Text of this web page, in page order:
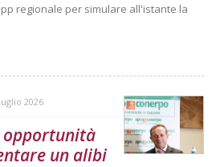
regionale per simulare all'istante la
2026
opportunità
un alibi